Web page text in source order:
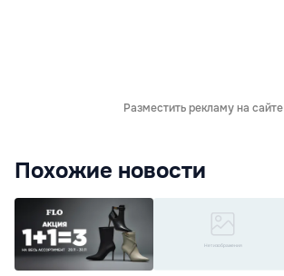
Разместить рекламу на сайте
Похожие новости